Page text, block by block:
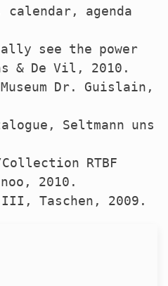
agenda
see the power
& De Vil, 2010.
Dr. Guislain,
Seltmann uns
Collection RTBF
2010.
III , Taschen, 2009.